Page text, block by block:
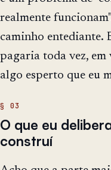
realmente
caminho entediante.
pagaria toda vez, em
algo esperto que eu
O que eu
construí